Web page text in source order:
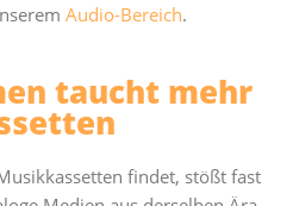
Audio-Bereich.
taucht mehr
findet, stößt fast